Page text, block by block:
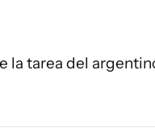
la tarea del